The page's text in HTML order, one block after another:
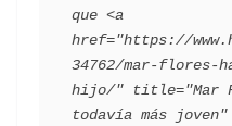
que <a
href="https://
34762/mar-flores-
hijo/" title="Mar
todavía más